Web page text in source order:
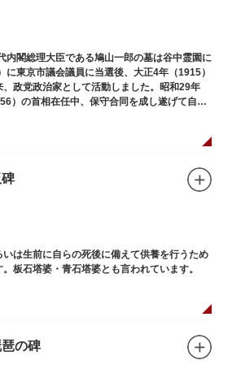
内閣総理大臣である鳩山一郎の墓は谷中霊園に
に東京市議会議員に当選後、大正4年（1915）
政党政治家として活動しました。昭和29年
）の首相在任中、保守合同を成し遂げて自由
とソビエト連邦の国交回復を実現しました。
は生前に自らの死後に備えて供養を行うため
板石塔婆・青石塔婆とも言われています。
の碑